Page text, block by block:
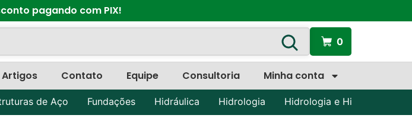
pagando com PIX!
0
Artigos Contato Equipe Consultoria Minha conta
de Aço Fundações Hidráulica Hidrologia Hidrologia e Hidráulica